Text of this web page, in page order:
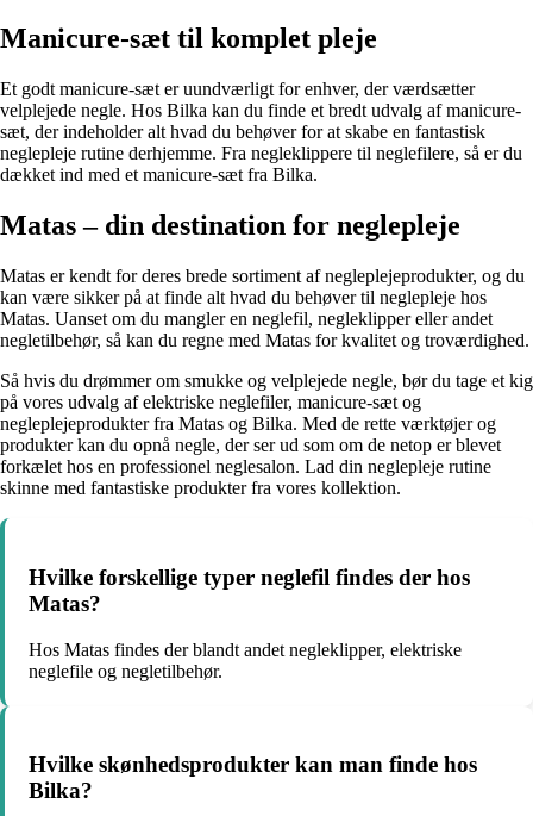
Manicure-sæt til komplet pleje
Et godt manicure-sæt er uundværligt for enhver, der værdsætter
velplejede negle. Hos Bilka kan du finde et bredt udvalg af manicure-
sæt, der indeholder alt hvad du behøver for at skabe en fantastisk
neglepleje rutine derhjemme. Fra negleklippere til neglefilere, så er du
dækket ind med et manicure-sæt fra Bilka.
Matas – din destination for neglepleje
Matas er kendt for deres brede sortiment af negleplejeprodukter, og du
kan være sikker på at finde alt hvad du behøver til neglepleje hos
Matas. Uanset om du mangler en neglefil, negleklipper eller andet
negletilbehør, så kan du regne med Matas for kvalitet og troværdighed.
Så hvis du drømmer om smukke og velplejede negle, bør du tage et kig
på vores udvalg af elektriske neglefiler, manicure-sæt og
negleplejeprodukter fra Matas og Bilka. Med de rette værktøjer og
produkter kan du opnå negle, der ser ud som om de netop er blevet
forkælet hos en professionel neglesalon. Lad din neglepleje rutine
skinne med fantastiske produkter fra vores kollektion.
Hvilke forskellige typer neglefil findes der hos
Matas?
Hos Matas findes der blandt andet negleklipper, elektriske
neglefile og negletilbehør.
Hvilke skønhedsprodukter kan man finde hos
Bilka?